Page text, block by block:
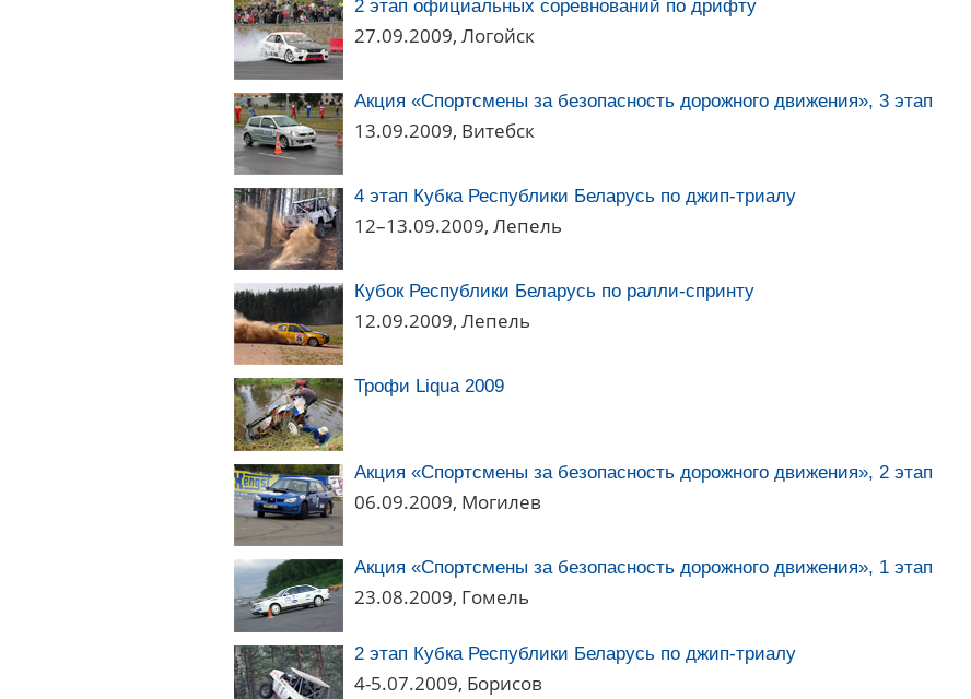
2 этап официальных соревнований по дрифту
27.09.2009, Логойск
Акция «Спортсмены за безопасность дорожного движения», 3 этап
13.09.2009, Витебск
4 этап Кубка Республики Беларусь по джип-триалу
12–13.09.2009, Лепель
Кубок Республики Беларусь по ралли-спринту
12.09.2009, Лепель
Трофи Liqua 2009
Акция «Спортсмены за безопасность дорожного движения», 2 этап
06.09.2009, Могилев
Акция «Спортсмены за безопасность дорожного движения», 1 этап
23.08.2009, Гомель
2 этап Кубка Республики Беларусь по джип-триалу
4-5.07.2009, Борисов